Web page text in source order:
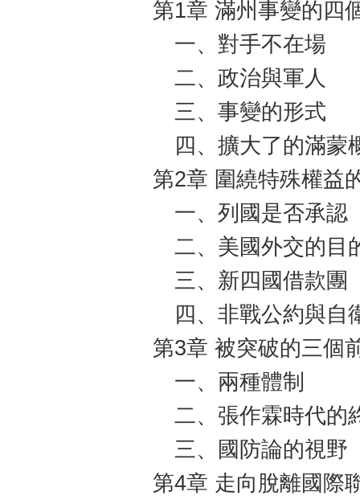
第1章 滿州事變的四
一、對手不在場
二、政治與軍人
三、事變的形式
四、擴大了的滿蒙
第2章 圍繞特殊權益
一、列國是否承認
二、美國外交的目
三、新四國借款團
四、非戰公約與自
第3章 被突破的三個
一、兩種體制
二、張作霖時代的
三、國防論的視野
第4章 走向脫離國際